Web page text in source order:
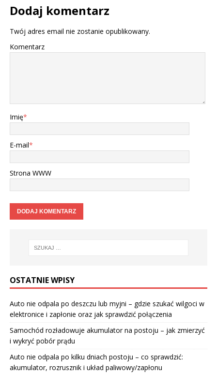
Dodaj komentarz
Twój adres email nie zostanie opublikowany.
Komentarz
Imię*
E-mail*
Strona WWW
OSTATNIE WPISY
Auto nie odpala po deszczu lub myjni – gdzie szukać wilgoci w
elektronice i zapłonie oraz jak sprawdzić połączenia
Samochód rozładowuje akumulator na postoju – jak zmierzyć
i wykryć pobór prądu
Auto nie odpala po kilku dniach postoju – co sprawdzić:
akumulator, rozrusznik i układ paliwowy/zapłonu